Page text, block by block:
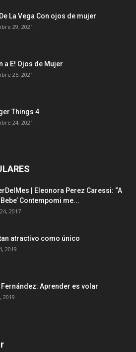
La Vega Con ojos de mujer
29, 2021
a E! Ojos de Mujer
25, 2021
Things 4
24, 2021
| Eleonora Perez Caressi: “A
Contempomi me...
2017
atractivo como único
2019
Fernández: Aprender es volar
2019